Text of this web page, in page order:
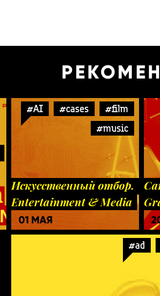
#AI #cases
#film
#music
Искусственный отбор.
Entertainment & Media
01 МАЯ
#ad